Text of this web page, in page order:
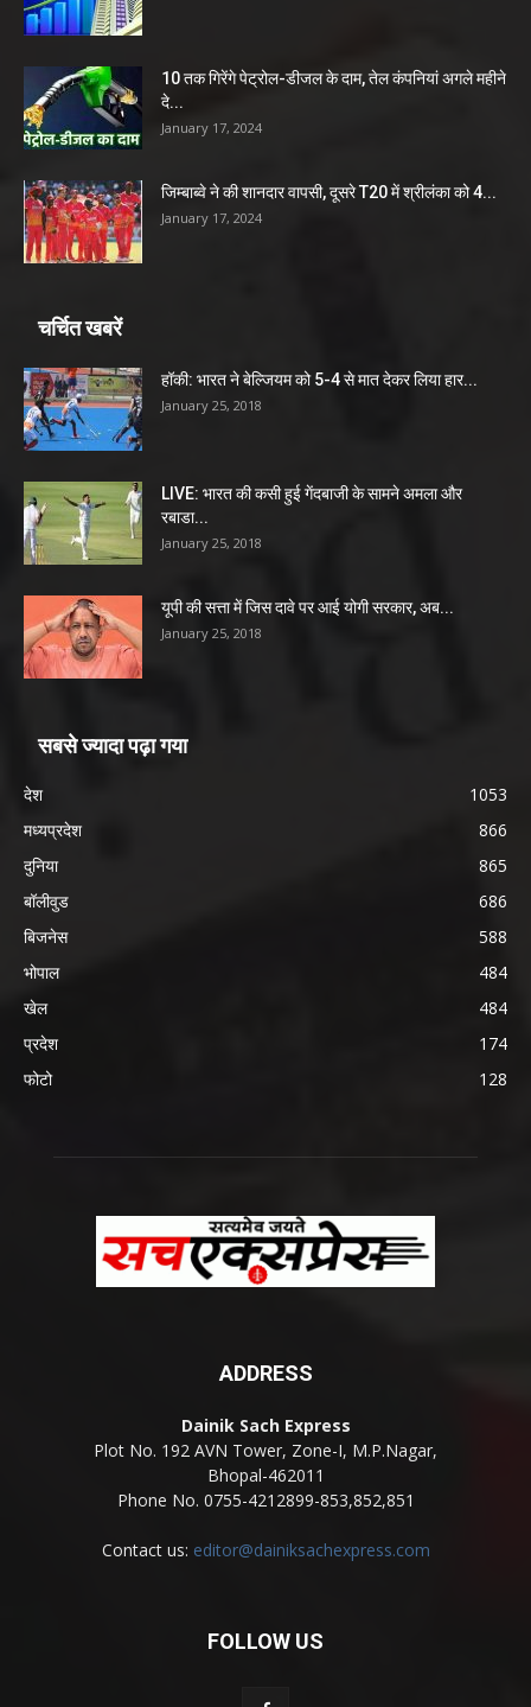
10 तक गिरेंगे पेट्रोल-डीजल के दाम, तेल कंपनियां अगले महीने
दे...
January 17, 2024
जिम्बाब्वे ने की शानदार वापसी, दूसरे T20 में श्रीलंका को 4...
January 17, 2024
चर्चित खबरें
हॉकी: भारत ने बेल्जियम को 5-4 से मात देकर लिया हार...
January 25, 2018
LIVE: भारत की कसी हुई गेंदबाजी के सामने अमला और
रबाडा...
January 25, 2018
यूपी की सत्ता में जिस दावे पर आई योगी सरकार, अब...
January 25, 2018
सबसे ज्यादा पढ़ा गया
देश
1053
मध्यप्रदेश
866
दुनिया
865
बॉलीवुड
686
बिजनेस
588
भोपाल
484
खेल
484
प्रदेश
174
फोटो
128
ADDRESS
Dainik Sach Express
Plot No. 192 AVN Tower, Zone-I, M.P.Nagar,
Bhopal-462011
Phone No. 0755-4212899-853,852,851
Contact us: editor@dainiksachexpress.com
FOLLOW US